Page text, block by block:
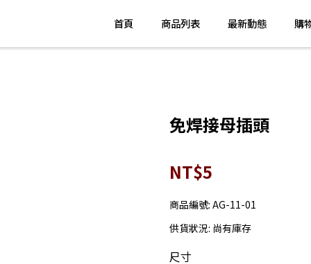
首頁 商品列表 最新動態 購
免焊接母插頭
NT$5
商品編號: AG-11-01
供貨狀況: 尚有庫存
尺寸